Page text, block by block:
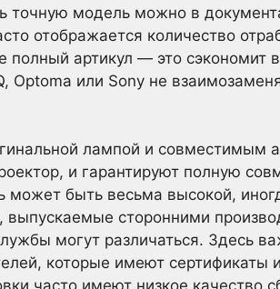
точную модель можно в
отображается количество
артикул — это сэкономит
Optoma или Sony не
лампой и совместимым
и гарантируют полную
может быть весьма высокой,
сторонними
могут различаться. Здесь
которые имеют сертификаты
часто имеют низкое качество